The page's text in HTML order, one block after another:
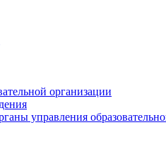
организации
управления